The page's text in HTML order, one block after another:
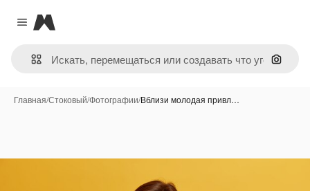
Close menu
Magnific
Поиск
Главная/Стоковый/Фотографии/Вблизи молодая привл…